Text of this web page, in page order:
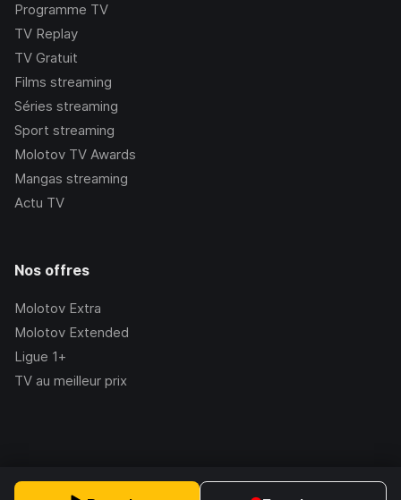
Programme TV
TV Replay
TV Gratuit
Films streaming
Séries streaming
Sport streaming
Molotov TV Awards
Mangas streaming
Actu TV
Nos offres
Molotov Extra
Molotov Extended
Ligue 1+
TV au meilleur prix
2.228.1